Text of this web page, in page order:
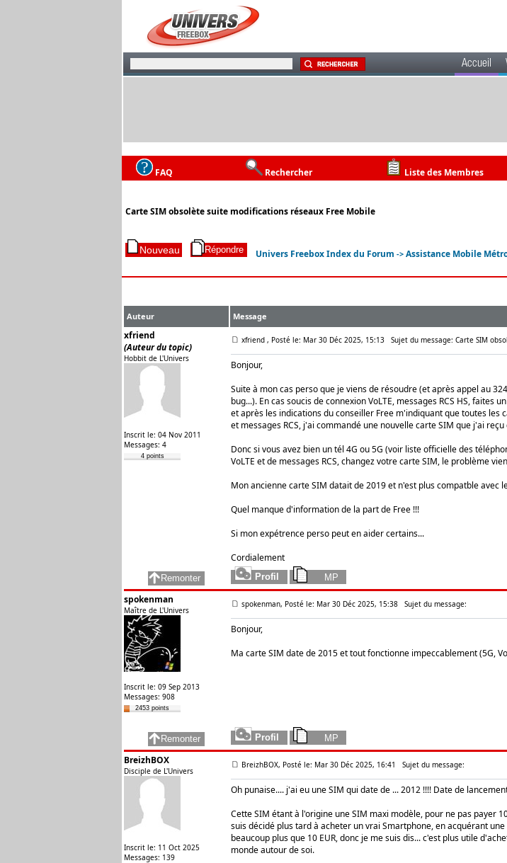
Accueil
FAQ Rechercher Liste des Membres
Carte SIM obsolète suite modifications réseaux Free Mobile
Univers Freebox Index du Forum -> Assistance Mobile
Auteur Message
xfriend
(Auteur du topic)
Hobbit de L'Univers
Inscrit le: 04 Nov 2011
Messages: 4
4 points
xfriend , Posté le: Mar 30 Déc 2025, 15:13 Sujet du message: Carte SIM
Bonjour,
Suite à mon cas perso que je viens de résoudre (et après appel au
bug...). En cas soucis de connexion VoLTE, messages RCS HS,
et après les indications du conseiller Free m'indiquant que toutes les
et messages RCS, j'ai commandé une nouvelle carte SIM que j'ai
Donc si vous avez bien un tél 4G ou 5G (voir liste officielle des
VoLTE et de messages RCS, changez votre carte SIM, le problème
Mon ancienne carte SIM datait de 2019 et n'est plus compatble avec
Quel manque d'information de la part de Free !!!
Si mon expétrence perso peut en aider certains...
Cordialement
spokenman
Maître de L'Univers
Inscrit le: 09 Sep 2013
Messages: 908
2453 points
spokenman, Posté le: Mar 30 Déc 2025, 15:38 Sujet du message:
Bonjour,
Ma carte SIM date de 2015 et tout fonctionne impeccablement (5G,
BreizhBOX
Disciple de L'Univers
Inscrit le: 11 Oct 2025
Messages: 139
BreizhBOX, Posté le: Mar 30 Déc 2025, 16:41 Sujet du message:
Oh punaise.... j'ai eu une SIM qui date de ... 2012 !!!! Date de
Cette SIM étant à l'origine une SIM maxi modèle, pour ne pas payer
suis décidé plus tard à acheter un vrai Smartphone, en acquérant
beaucoup plus que 10 EUR, donc je me suis dis... c'est plus utile
monde autour de soi.